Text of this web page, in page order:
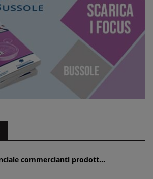
commercianti prodott...